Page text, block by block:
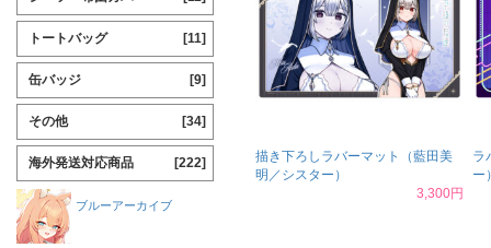
描き下ろしラバーマット（藍田美
明／シスター）
3,300円
ラ
ー
トートバッグ [11]
缶バッジ [9]
その他 [34]
海外発送対応商品 [222]
ブルーアーカイブ